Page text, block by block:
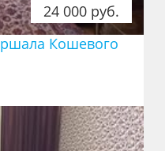
24 000 руб.
Кошевого